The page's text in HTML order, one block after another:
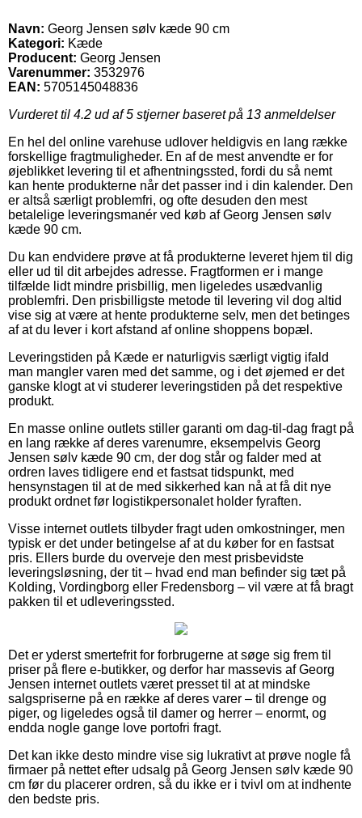
Navn: Georg Jensen sølv kæde 90 cm
Kategori: Kæde
Producent: Georg Jensen
Varenummer: 3532976
EAN: 5705145048836
Vurderet til 4.2 ud af 5 stjerner baseret på 13 anmeldelser
En hel del online varehuse udlover heldigvis en lang række
forskellige fragtmuligheder. En af de mest anvendte er for
øjeblikket levering til et afhentningssted, fordi du så nemt
kan hente produkterne når det passer ind i din kalender. Den
er altså særligt problemfri, og ofte desuden den mest
betalelige leveringsmanér ved køb af Georg Jensen sølv
kæde 90 cm.
Du kan endvidere prøve at få produkterne leveret hjem til dig
eller ud til dit arbejdes adresse. Fragtformen er i mange
tilfælde lidt mindre prisbillig, men ligeledes usædvanlig
problemfri. Den prisbilligste metode til levering vil dog altid
vise sig at være at hente produkterne selv, men det betinges
af at du lever i kort afstand af online shoppens bopæl.
Leveringstiden på Kæde er naturligvis særligt vigtig ifald
man mangler varen med det samme, og i det øjemed er det
ganske klogt at vi studerer leveringstiden på det respektive
produkt.
En masse online outlets stiller garanti om dag-til-dag fragt på
en lang række af deres varenumre, eksempelvis Georg
Jensen sølv kæde 90 cm, der dog står og falder med at
ordren laves tidligere end et fastsat tidspunkt, med
hensynstagen til at de med sikkerhed kan nå at få dit nye
produkt ordnet før logistikpersonalet holder fyraften.
Visse internet outlets tilbyder fragt uden omkostninger, men
typisk er det under betingelse af at du køber for en fastsat
pris. Ellers burde du overveje den mest prisbevidste
leveringsløsning, der tit – hvad end man befinder sig tæt på
Kolding, Vordingborg eller Fredensborg – vil være at få bragt
pakken til et udleveringssted.
Det er yderst smertefrit for forbrugerne at søge sig frem til
priser på flere e-butikker, og derfor har massevis af Georg
Jensen internet outlets været presset til at at mindske
salgspriserne på en række af deres varer – til drenge og
piger, og ligeledes også til damer og herrer – enormt, og
endda nogle gange love portofri fragt.
Det kan ikke desto mindre vise sig lukrativt at prøve nogle få
firmaer på nettet efter udsalg på Georg Jensen sølv kæde 90
cm før du placerer ordren, så du ikke er i tvivl om at indhente
den bedste pris.